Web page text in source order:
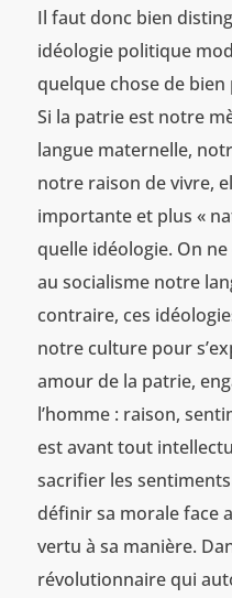
Il faut donc bien
idéologie politique
quelque chose de bien
Si la patrie est notre
langue maternelle,
notre raison de vivre,
importante et plus «
quelle idéologie. On
au socialisme notre
contraire, ces
notre culture pour
amour de la patrie,
l’homme : raison,
est avant tout
sacrifier les
définir sa morale face
vertu à sa manière.
révolutionnaire qui